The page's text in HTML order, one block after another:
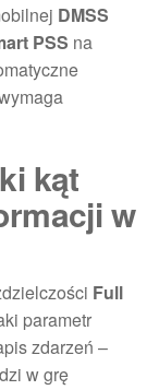
DMSS
PSS na
kąt
w
Full
parametr
zdarzeń –
w grę